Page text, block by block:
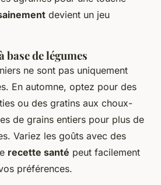
devient un jeu
de légumes
ne sont pas uniquement
En automne, optez pour des
ou des gratins aux choux-
de grains entiers pour plus de
Variez les goûts avec des
recette santé peut facilement
préférences.